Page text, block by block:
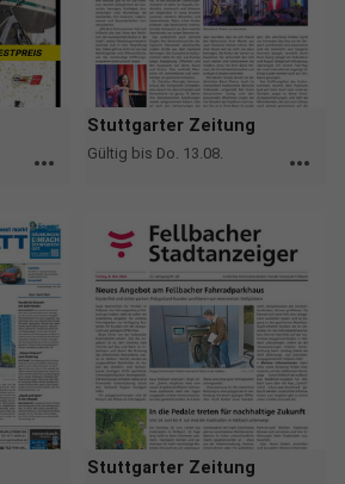
more_horiz
Stuttgarter Zeitung
Gültig bis Do. 13.08. more_horiz
Stuttgarter Zeitung